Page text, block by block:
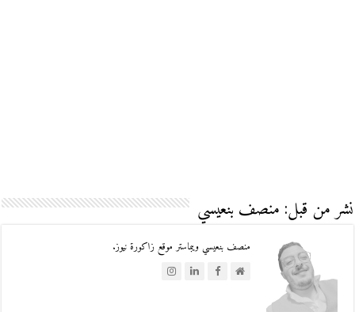
نشر من قبل: منصف بنعيسي
منصف بنعيسي ويبماستر موقع زاكورة نيوز.